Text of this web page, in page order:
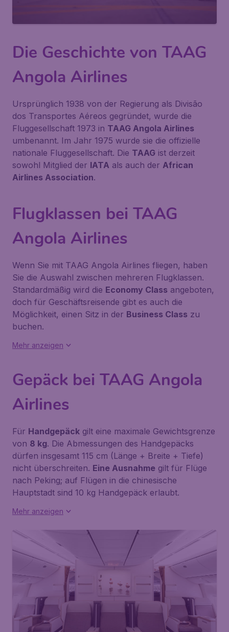
Die Geschichte von TAAG
Angola Airlines
Ursprünglich 1938 von der Regierung als Divisão
dos Transportes Aéreos gegründet, wurde die
Fluggesellschaft 1973 in TAAG Angola Airlines
umbenannt. Im Jahr 1975 wurde sie die offizielle
nationale Fluggesellschaft. Die TAAG ist derzeit
sowohl Mitglied der IATA als auch der African
Airlines Association.
Flugklassen bei TAAG
Angola Airlines
Wenn Sie mit TAAG Angola Airlines fliegen, haben
Sie die Auswahl zwischen mehreren Flugklassen.
Standardmäßig wird die Economy Class angeboten,
doch für Geschäftsreisende gibt es auch die
Möglichkeit, einen Sitz in der Business Class zu
buchen.
Mehr anzeigen
Gepäck bei TAAG Angola
Airlines
Für Handgepäck gilt eine maximale Gewichtsgrenze
von 8 kg. Die Abmessungen des Handgepäcks
dürfen insgesamt 115 cm (Länge + Breite + Tiefe)
nicht überschreiten. Eine Ausnahme gilt für Flüge
nach Peking; auf Flügen in die chinesische
Hauptstadt sind 10 kg Handgepäck erlaubt.
Mehr anzeigen